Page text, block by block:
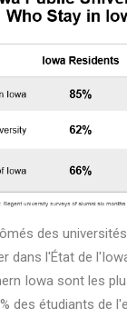
des
dans l'État de
Iowa sont les
des étudiants de